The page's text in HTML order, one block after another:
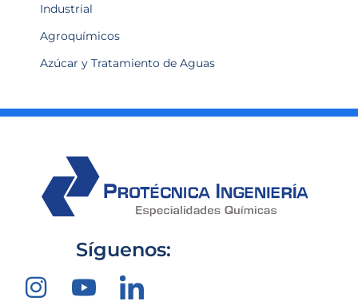
Industrial
Agroquímicos
Azúcar y Tratamiento de Aguas
Síguenos: